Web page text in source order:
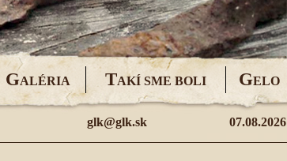
GALÉRIA TAKÍ SME BOLI GELO
glk@glk.sk 07.08.2026